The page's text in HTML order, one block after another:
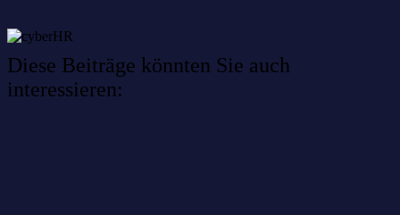
Diese Beiträge könnten Sie auch
interessieren: